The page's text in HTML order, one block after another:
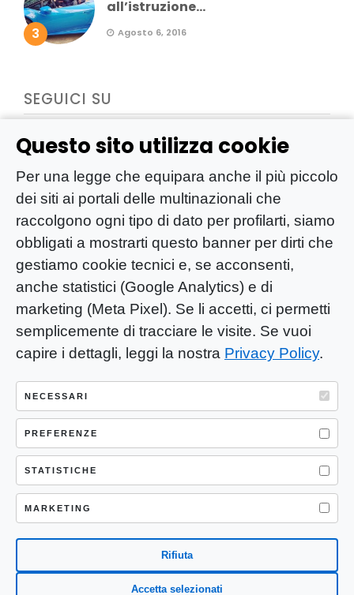
Questo sito utilizza cookie
Per una legge che equipara anche il più piccolo
dei siti ai portali delle multinazionali che
raccolgono ogni tipo di dato per profilarti, siamo
obbligati a mostrarti questo banner per dirti che
gestiamo cookie tecnici e, se acconsenti,
anche statistici (Google Analytics) e di
marketing (Meta Pixel). Se li accetti, ci permetti
semplicemente di tracciare le visite. Se vuoi
capire i dettagli, leggi la nostra Privacy Policy.
NECESSARI
PREFERENZE
STATISTICHE
MARKETING
Rifiuta
Accetta selezionati
3
all’istruzione...
Agosto 6, 2016
SEGUICI SU
YOU-ng Slow Journalism è una testata
giornalistica di proprietà di Mastino S.R.L.
Registrazione presso Trib. Santa Maria
Capua Vetere (CE) n° 900 del 31/01/2025 |
ISSN 3103-4683
P.IVA: 04755530617
Sede Legale: CASERTA – VIA LORENZO MARIA
NERONI 11 CAP 81100